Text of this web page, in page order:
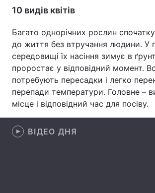
Екологія
Лонгріди
Відео з Youtube Статті
Інтерв'ю Думки
Контакти
10 видів квітів
Багато однорічних рослин
до життя без втручання людини. У
середовищі їх насіння зимує в
проростає у відповідний момент.
потребують пересадки і легко
перепади температури. Головне –
місце і відповідний час для посіву.
ВІДЕО ДНЯ